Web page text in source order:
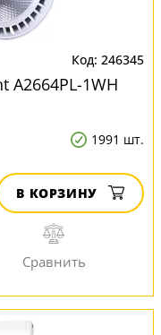
246345
A2664PL-1WH
1991 шт.
В КОРЗИНУ